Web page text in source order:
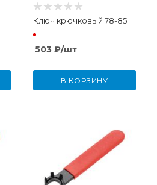
Ключ крючковый 78-85
503 ₽/шт
В КОРЗИНУ